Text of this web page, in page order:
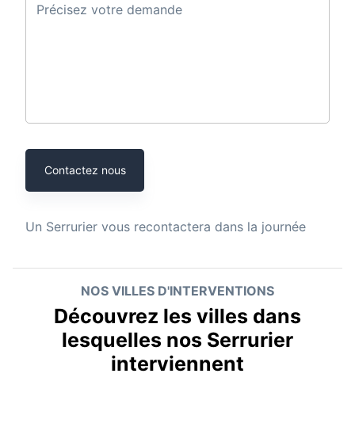
Précisez votre demande
Contactez nous
Un Serrurier vous recontactera dans la journée
NOS VILLES D'INTERVENTIONS
Découvrez les villes dans
lesquelles nos Serrurier
interviennent